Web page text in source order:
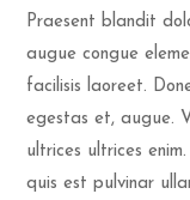
Praesent blandit
augue congue
facilisis laoreet.
egestas et, augue.
ultrices ultrices
quis est pulvinar